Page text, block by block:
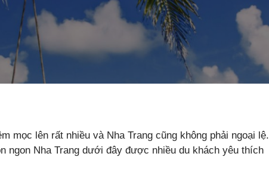
mọc lên rất nhiều và Nha Trang cũng không phải ngoại lệ.
ngon Nha Trang dưới đây được nhiều du khách yêu thích